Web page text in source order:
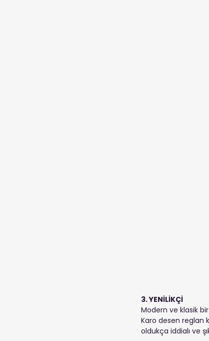
3. YENİLİKÇİ
Modern ve klasik
Karo desen reglan
oldukça iddialı ve